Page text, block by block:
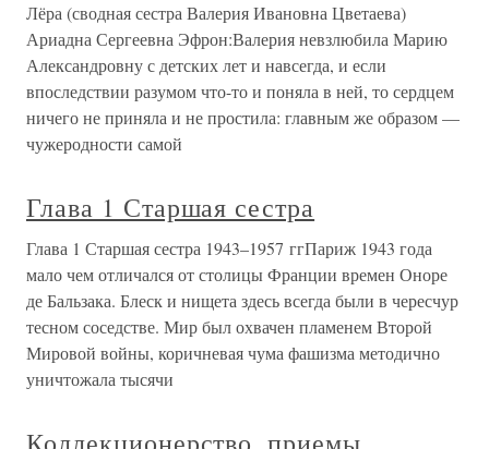
Лёра (сводная сестра Валерия Ивановна Цветаева)
Ариадна Сергеевна Эфрон:Валерия невзлюбила Марию
Александровну с детских лет и навсегда, и если
впоследствии разумом что-то и поняла в ней, то сердцем
ничего не приняла и не простила: главным же образом —
чужеродности самой
Глава 1 Старшая сестра
Глава 1 Старшая сестра 1943–1957 ггПариж 1943 года
мало чем отличался от столицы Франции времен Оноре
де Бальзака. Блеск и нищета здесь всегда были в чересчур
тесном соседстве. Мир был охвачен пламенем Второй
Мировой войны, коричневая чума фашизма методично
уничтожала тысячи